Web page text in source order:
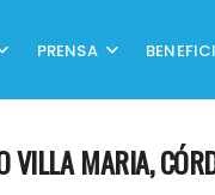
PRENSA
VILLA MARIA,